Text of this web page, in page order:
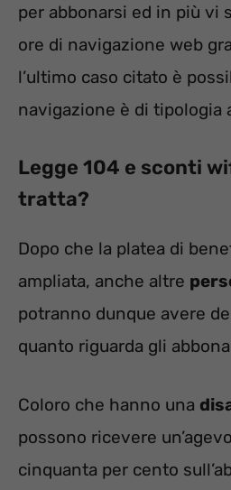
per abbonarsi ed in più vi
ore di navigazione web
l’ultimo caso citato è
navigazione è di tipologia
Legge 104 e sconti
tratta?
Dopo che la platea di
ampliata, anche altre
potranno dunque avere
quanto riguarda gli
Coloro che hanno una
possono ricevere
cinquanta per cento